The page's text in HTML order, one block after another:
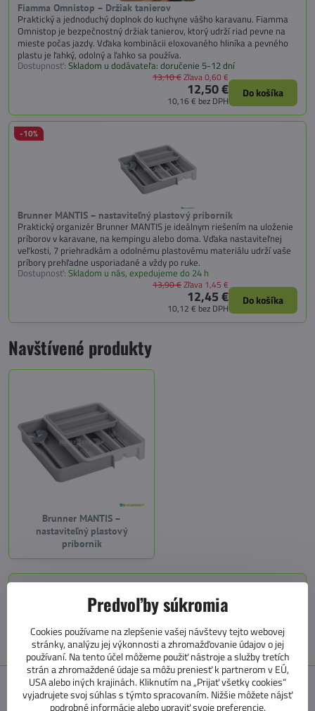
Fiamma Omnistop – Držiak tanierov
Praktický a jednoduchý doplnok do kuchyne vášho karavanu. Fiamma
Omnistop je bezpečnostný držiak tanierov, ktorý udrží riad pevne na
mieste počas jazdy. Vďaka kombinácii eloxovaného hliníka a pevného
plastu je ľahký, odolný a ľahko sa používa.
Dostupnosť: Skladom u dodávateľa: doručenie 5-12 dní
12,50 €
10,16 € bez DPH
13,10 €Zľava 0,60 €
Do košíka
Brunner MANTIS – nastaviteľný plastový príborník
-10%
Praktický organizér Brunner MANTIS je ideálnym riešením na uloženie
príborov v karavane, na kempingu alebo doma. Vďaka nastaviteľnej
veľkosti, 7 priehradkám a odolnému plastovému materiálu udrží vaše
príbory prehľadne usporiadané a vždy po ruke.
Dostupnosť: Skladom u nás, expedujeme do 24 h
12,45 €
10,12 € bez DPH
13,90 €Zľava 1,45 €
Do košíka
Navštívené produkty
Brunner MANTIS –
nastaviteľný plastový
príborník
info@4caravan.sk
E SHOP KATEGÓRIE
Predvoľby súkromia
Cookies používame na zlepšenie vašej návštevy tejto webovej
stránky, analýzu jej výkonnosti a zhromažďovanie údajov o jej
používaní. Na tento účel môžeme použiť nástroje a služby tretích
strán a zhromaždené údaje sa môžu preniesť k partnerom v EÚ,
USA alebo iných krajinách. Kliknutím na „Prijať všetky cookies“
vyjadrujete svoj súhlas s týmto spracovaním. Nižšie môžete nájsť
podrobné informácie alebo upraviť svoje preferencie.